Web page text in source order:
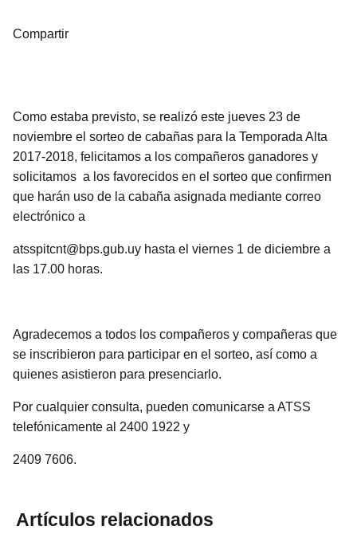
Compartir
Como estaba previsto, se realizó este jueves 23 de
noviembre el sorteo de cabañas para la Temporada Alta
2017-2018, felicitamos a los compañeros ganadores y
solicitamos a los favorecidos en el sorteo que confirmen
que harán uso de la cabaña asignada mediante correo
electrónico a
atsspitcnt@bps.gub.uy hasta el viernes 1 de diciembre a
las 17.00 horas.
Agradecemos a todos los compañeros y compañeras que
se inscribieron para participar en el sorteo, así como a
quienes asistieron para presenciarlo.
Por cualquier consulta, pueden comunicarse a ATSS
telefónicamente al 2400 1922 y
2409 7606.
Artículos relacionados